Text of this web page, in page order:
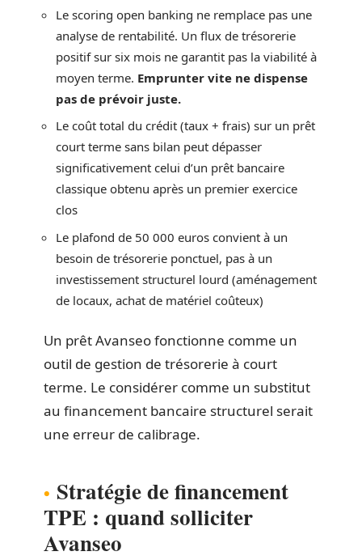
Le scoring open banking ne remplace pas une
analyse de rentabilité. Un flux de trésorerie
positif sur six mois ne garantit pas la viabilité à
moyen terme. Emprunter vite ne dispense
pas de prévoir juste.
Le coût total du crédit (taux + frais) sur un prêt
court terme sans bilan peut dépasser
significativement celui d’un prêt bancaire
classique obtenu après un premier exercice
clos
Le plafond de 50 000 euros convient à un
besoin de trésorerie ponctuel, pas à un
investissement structurel lourd (aménagement
de locaux, achat de matériel coûteux)
Un prêt Avanseo fonctionne comme un
outil de gestion de trésorerie à court
terme. Le considérer comme un substitut
au financement bancaire structurel serait
une erreur de calibrage.
Stratégie de financement
TPE : quand solliciter
Avanseo